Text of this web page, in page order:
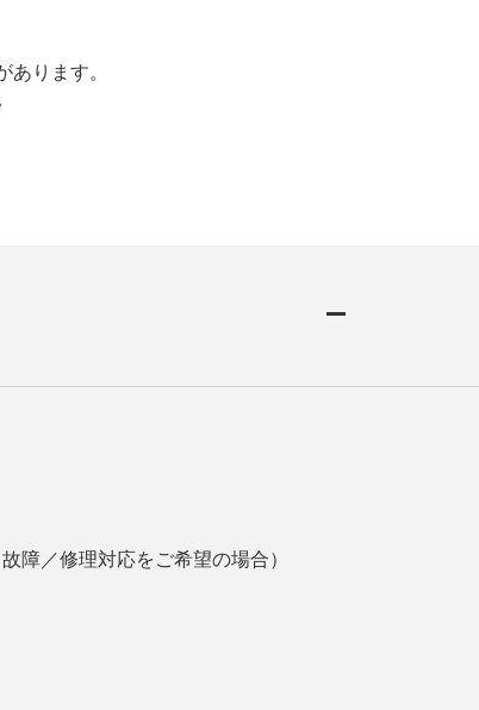
ります。
障／修理対応をご希望の場合）